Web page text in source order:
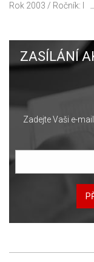
Rok 2003 / Ročník: I
ZASÍLÁNÍ
Zadejte Vaši e-